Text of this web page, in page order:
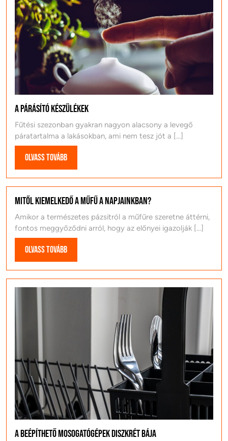
A párásító készülékek
Fűtési szezonban gyakran nagyon alacsony a levegő
páratartalma a lakásokban, ami nem tesz jót a [...]
Olvass továbbOlvass
tovább
Mitől kiemelkedő a műfű a napjainkban?
Amikor a természetes pázsitról a műfűre szeretne áttérni,
fontos meggyőződni arról, hogy az előnyei igazolják [...]
Olvass továbbOlvass
tovább
A beépíthető mosogatógépek diszkrét bája